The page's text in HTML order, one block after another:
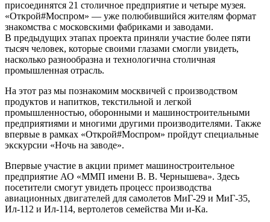
присоединятся 21 столичное предприятие и четыре музея.
«Открой#Моспром» — уже полюбившийся жителям формат
знакомства с московскими фабриками и заводами.
В предыдущих этапах проекта приняли участие более пяти
тысяч человек, которые своими глазами смогли увидеть,
насколько разнообразна и технологична столичная
промышленная отрасль.
На этот раз мы познакомим москвичей с производством
продуктов и напитков, текстильной и легкой
промышленностью, оборонными и машиностроительными
предприятиями и многими другими производителями. Также
впервые в рамках «Открой#Моспром» пройдут специальные
экскурсии «Ночь на заводе».
Впервые участие в акции примет машиностроительное
предприятие АО «ММП имени В. В. Чернышева». Здесь
посетители смогут увидеть процесс производства
авиационных двигателей для самолетов МиГ-29 и МиГ-35,
Ил-112 и Ил-114, вертолетов семейства Ми и-Ка.